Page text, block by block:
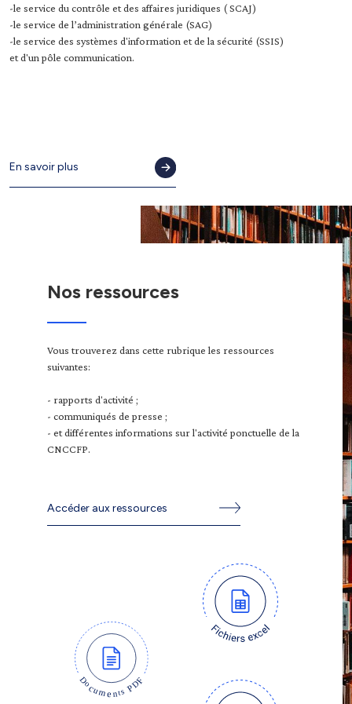
-le service du contrôle et des affaires juridiques ( SCAJ)
-le service de l’administration générale (SAG)
-le service des systèmes d'information et de la sécurité (SSIS)
et d'un pôle communication.
En savoir plus
Nos ressources
Vous trouverez dans cette rubrique les ressources
suivantes:
- rapports d'activité ;
- communiqués de presse ;
- et différentes informations sur l'activité ponctuelle de la
CNCCFP.
Accéder aux ressources